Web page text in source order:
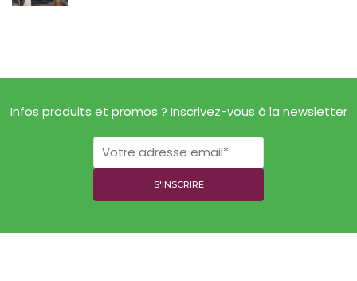
Infos produits et promos ? Inscrivez-vous à la newsletter